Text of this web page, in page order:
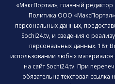
«МаксПортал», главный
Политика ООО
персональных данных,
Sochi24.tv, и сведения о
персональных данных. 18+
использовании любых материалов
на сайт Sochi24.tv. При
обязательна текстовая ссылка